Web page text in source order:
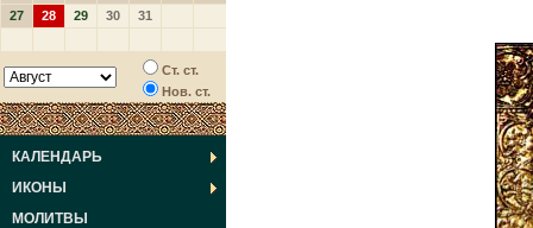
27
28 29 30 31
Ст. ст.
Нов. ст.
КАЛЕНДАРЬ
ИКОНЫ
МОЛИТВЫ